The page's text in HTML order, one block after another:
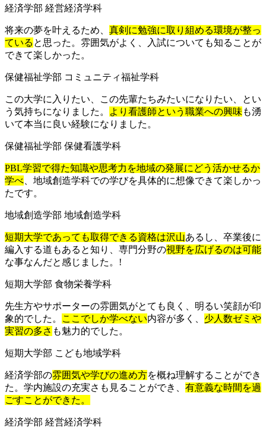
経済学部 経営経済学科
将来の夢を叶えるため、 真剣に勉強に取り組める環境が整っ
ている と思った。雰囲気がよく、入試についても知ることが
できて楽しかった。
保健福祉学部 コミュニティ福祉学科
この大学に入りたい、この先輩たちみたいになりたい、とい
う気持ちになりました。
より看護師という職業への興味 も湧
いて本当に良い経験になりました。
保健福祉学部 保健看護学科
PBL学習で得た知識や思考力を地域の発展にどう活かせるか
学べ 、地域創造学科での学びを具体的に想像できて楽しかっ
たです。
地域創造学部 地域創造学科
短期大学であっても取得できる資格は沢山あるし、卒業後に
編入する道もあると知り、専門分野の視野を広げるのは可能
な事なんだと感じました。!
短期大学部 食物栄養学科
先生方やサポーターの雰囲気がとても良く、明るい笑顔が印
象的でした。
ここでしか学べない内容が多く、 少人数ゼミや
実習の多さ も魅力的でした。
短期大学部 こども地域学科
経済学部の雰囲気や学びの進め方を概ね理解することができ
た。学内施設の充実さも見ることができ、 有意義な時間を過
ごすことができた。
経済学部 経営経済学科